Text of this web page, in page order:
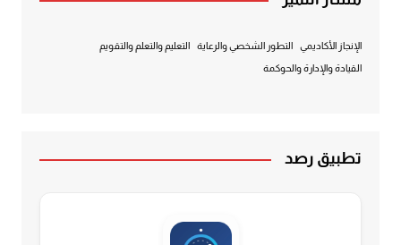
الإنجاز الأكاديمي التطور الشخصي والرعاية التعليم والتعلم والتقويم
القيادة والإدارة والحوكمة
تطبيق رصد